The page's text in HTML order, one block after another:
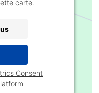
carte.
Consent